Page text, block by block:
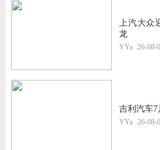
上汽大众
龙
YYa 26-08-
吉利汽车7
YYa 26-08-